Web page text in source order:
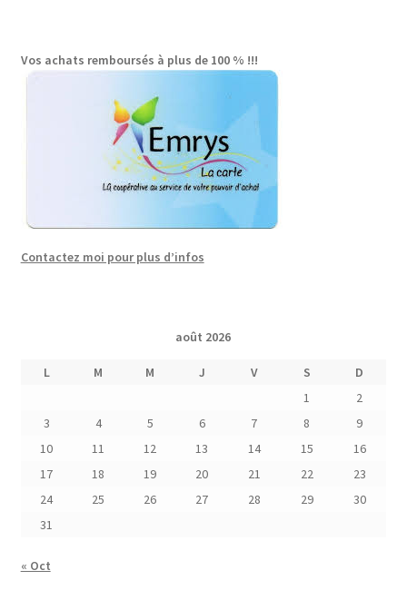
Vos achats remboursés à plus de 100 % !!!
Contactez moi pour plus d’infos
août 2026
L M M J V S
D
1
2
3
4 5 6 7 8
9
10
11 12 13 14 15
16
17
18 19 20 21 22
23
24
25 26 27 28 29
30
31
« Oct